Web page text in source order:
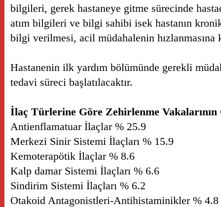
bilgileri, gerek hastaneye gitme sürecinde
atım bilgileri ve bilgi sahibi isek hastanın
bilgi verilmesi, acil müdahalenin hızlanmasına
Hastanenin ilk yardım bölümünde gerekli
tedavi süreci başlatılacaktır.
İlaç Türlerine Göre Zehirlenme Vakalarının
Antienflamatuar İlaçlar % 25.9
Merkezi Sinir Sistemi İlaçları % 15.9
Kemoterapötik İlaçlar % 8.6
Kalp damar Sistemi İlaçları % 6.6
Sindirim Sistemi İlaçları % 6.2
Otakoid Antagonistleri-Antihistaminikler % 4.8